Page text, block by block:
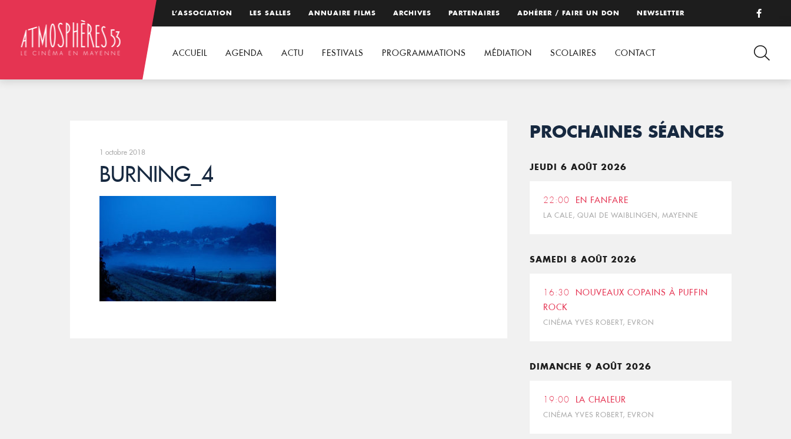
L’ASSOCIATION LES SALLES ANNUAIRE FILMS ARCHIVES PARTENAIRES ADHÉRER / FAIRE UN DON NEWSLETTER
ACCUEIL AGENDA ACTU FESTIVALS PROGRAMMATIONS MÉDIATION SCOLAIRES CONTACT
1 octobre 2018
BURNING_4
PROCHAINES SÉANCES
JEUDI 6 AOÛT 2026
22:00 EN FANFARE
LA CALE, QUAI DE WAIBLINGEN, MAYENNE
SAMEDI 8 AOÛT 2026
16:30
NOUVEAUX COPAINS À PUFFIN
ROCK
CINÉMA YVES ROBERT, EVRON
DIMANCHE 9 AOÛT 2026
19:00 LA CHALEUR
CINÉMA YVES ROBERT, EVRON